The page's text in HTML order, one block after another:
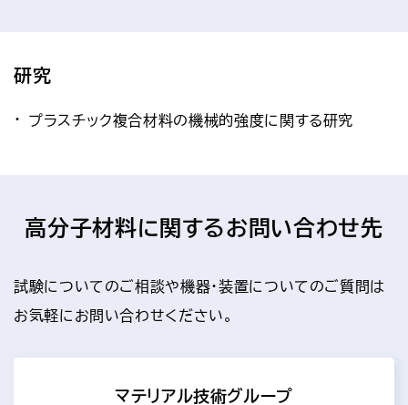
研究
プラスチック複合材料の機械的強度に関する研究
高分子材料に関するお問い合わせ先
試験についてのご相談や機器・装置についてのご質問は
お気軽にお問い合わせください。
マテリアル技術グループ